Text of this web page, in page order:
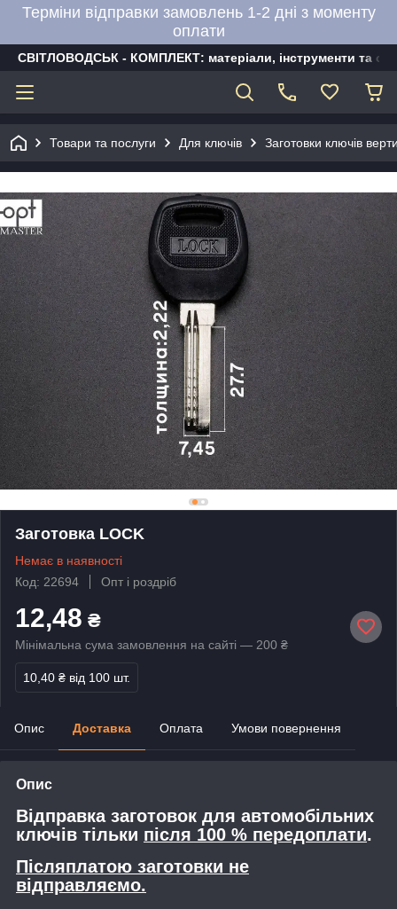
Терміни відправки замовлень 1-2 дні з моменту
оплати
СВІТЛОВОДСЬК - КОМПЛЕКТ: матеріали, інструменти та
Товари та послуги Для ключів Заготовки ключів
Заготовка LOCK
Немає в наявності
Код: 22694
Опт і роздріб
12,48 ₴
Мінімальна сума замовлення на сайті — 200 ₴
10,40 ₴ від 100 шт.
Опис Доставка Оплата Умови повернення
Опис
Відправка заготовок для автомобільних
ключів тільки після 100 % передоплати.
Післяплатою заготовки не
відправляємо.